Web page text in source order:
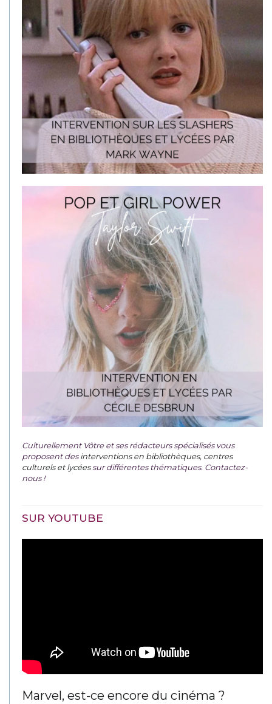
Culturellement Vôtre et ses rédacteurs spécialisés vous
proposent desinterventions en bibliothèques, centres
culturels et lycéessur différentes thématiques. Contactez-
nous !
SUR YOUTUBE
Marvel, est-ce encore du cinéma ?